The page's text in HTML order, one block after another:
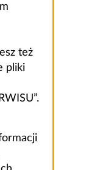
też
pliki